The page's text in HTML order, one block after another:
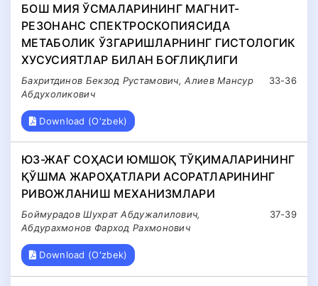
БОШ МИЯ ЎСМАЛАРИНИНГ МАГНИТ-
РЕЗОНАНС СПЕКТРОСКОПИЯСИДА
МЕТАБОЛИК ЎЗГАРИШЛАРНИНГ ГИСТОЛОГИК
ХУСУСИЯТЛАР БИЛАН БОҒЛИҚЛИГИ
33-36
Бахритдинов Бекзод Рустамович, Алиев Мансур
Абдухоликович
Download (O'zbek)
ЮЗ-ЖАҒ СОҲАСИ ЮМШОҚ ТЎҚИМАЛАРИНИНГ
ҚЎШМА ЖАРОҲАТЛАРИ АСОРАТЛАРИНИНГ
РИВОЖЛАНИШ МЕХАНИЗМЛАРИ
37-39
Боймурадов Шухрат Абдужалилович,
Абдурахмонов Фарход Рахмонович
Download (O'zbek)